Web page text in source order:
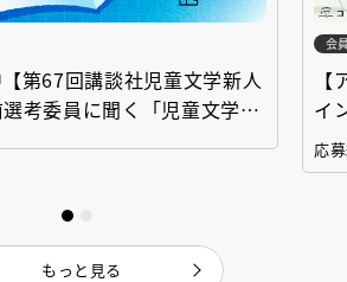
第67回講談社児童文学新人
考委員に聞く「児童文学創
会
イ
「
応
もっと見る